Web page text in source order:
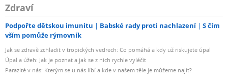
Zdraví
Podpořte dětskou imunitu Babské rady proti nachlazení
S čím
vším pomůže rýmovník
Jak se zdravě zchladit v tropických vedrech: Co pomáhá a kdy už riskujete úpal
Úpal a úžeh: Jak je poznat a jak se z nich rychle vyléčit
Parazité v nás: Kterým se u nás líbí a kde v našem těle je můžeme najít?